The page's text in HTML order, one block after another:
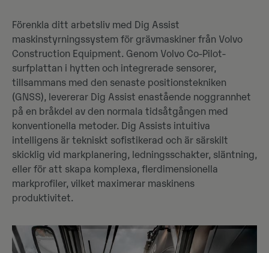
Förenkla ditt arbetsliv med Dig Assist
maskinstyrningssystem för grävmaskiner från Volvo
Construction Equipment. Genom Volvo Co-Pilot-
surfplattan i hytten och integrerade sensorer,
tillsammans med den senaste positionstekniken
(GNSS), levererar Dig Assist enastående noggrannhet
på en bråkdel av den normala tidsåtgången med
konventionella metoder. Dig Assists intuitiva
intelligens är tekniskt sofistikerad och är särskilt
skicklig vid markplanering, ledningsschakter, släntning,
eller för att skapa komplexa, flerdimensionella
markprofiler, vilket maximerar maskinens
produktivitet.